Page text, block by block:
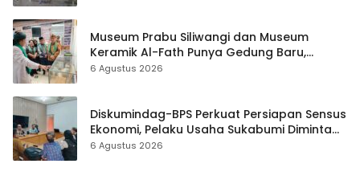
Museum Prabu Siliwangi dan Museum
Keramik Al-Fath Punya Gedung Baru,
Hampir 500 Koleksi Dipisahkan
6 Agustus 2026
Diskumindag-BPS Perkuat Persiapan Sensus
Ekonomi, Pelaku Usaha Sukabumi Diminta
Terbuka Beri Data
6 Agustus 2026